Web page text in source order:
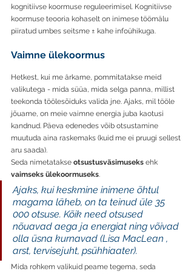
kognitiivse koormuse reguleerimisel. Kognitiivse
koormuse teooria kohaselt on inimese töömälu
piiratud umbes seitsme ± kahe infoühikuga.
Vaimne ülekoormus
Hetkest, kui me ärkame, pommitatakse meid
valikutega - mida süüa, mida selga panna, millist
teekonda töölesõiduks valida jne. Ajaks, mil tööle
jõuame, on meie vaimne energia juba kaotusi
kandnud. Päeva edenedes võib otsustamine
muutuda aina raskemaks (kuid me ei pruugi sellest
aru saada).
Seda nimetatakse otsustusväsimuseks ehk
vaimseks ülekoormuseks.
Ajaks, kui keskmine inimene õhtul
magama läheb, on ta teinud üle 35
000 otsuse. Kõik need otsused
nõuavad aega ja energiat ning võivad
olla üsna kurnavad (Lisa MacLean ,
arst, tervisejuht, psühhiaater).
Mida rohkem valikuid peame tegema, seda